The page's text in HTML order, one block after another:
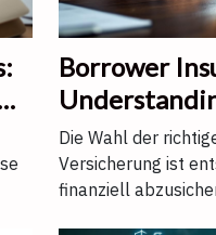
Borrower
Between
Indemnity
Die Wahl der
Versicherung ist
finanziell